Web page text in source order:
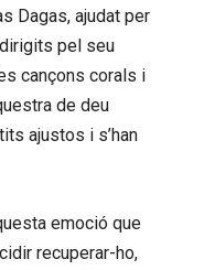
Dagas, ajudat per
pel seu
cançons corals i
de deu
ajustos i s’han
emoció que
recuperar-ho,